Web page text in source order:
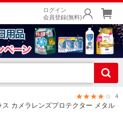
ログイン
会員登録(無料)
4
カメラレンズプロテクター メタル